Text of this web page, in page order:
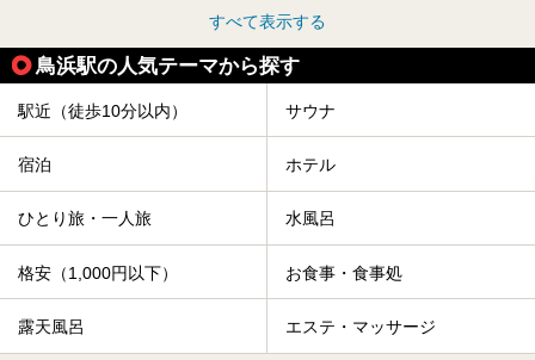
すべて表示する
鳥浜駅の人気テーマから探す
駅近（徒歩10分以内） サウナ
宿泊 ホテル
ひとり旅・一人旅 水風呂
格安（1,000円以下） お食事・食事処
露天風呂 エステ・マッサージ